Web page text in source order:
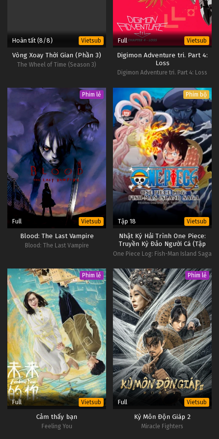
Hoàn tất (8/8) Vietsub
Vòng Xoay Thời Gian (Phần 3)
The Wheel of Time (Season 3)
Full Vietsub
Digimon Adventure tri. Part 4:
Loss
Digimon Adventure tri. Part 4: Loss
Phim lẻ
Full Vietsub
Blood: The Last Vampire
Blood: The Last Vampire
Phim bộ
Tập 18 Vietsub
Nhật Ký Hải Trình One Piece:
Truyền Kỳ Đảo Người Cá (Tập
Đặc Biệt)
One Piece Log: Fish-Man Island Saga
Phim lẻ
Full Vietsub
Cảm thấy bạn
Feeling You
Phim lẻ
Full Vietsub
Kỳ Môn Độn Giáp 2
Miracle Fighters